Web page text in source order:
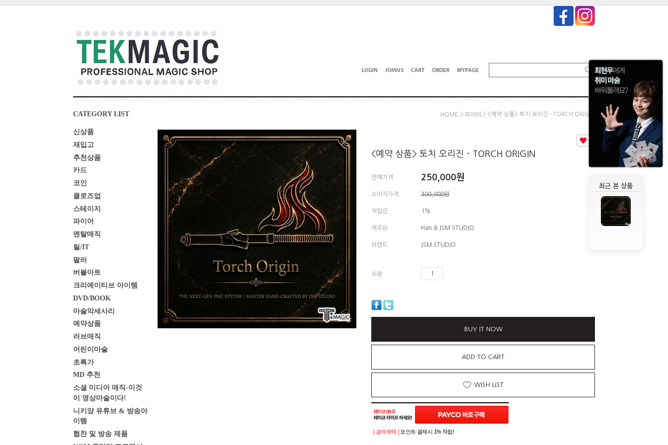
최근 본 상품
CATEGORY LIST
신상품
재입고
추천상품
카드
코인
클로즈업
스테이지
파이어
멘탈매직
릴/IT
팔러
버블아트
크리에이티브 아이템
DVD/BOOK
마술악세사리
예약상품
러브매직
어린이마술
초특가
MD 추천
소셜 미디어 매직-이것
이 영상마술이다!
니키양 유튜브 & 방송아
이템
협찬 및 방송 제품
HOME > 파이어 > <예약 상품> 토치 오리진 - TORCH ORIGIN
<예약 상품> 토치 오리진 - TORCH ORIGIN
판매가격 250,000원
소비자가격 300,000원
적립금 1%
제조원 Han & JSM STUDIO
브랜드 JSM STUDIO
수량
BUY IT NOW
ADD TO CART
WISH LIST
[ 결제혜택 ] 포인트 결제시 1% 적립!